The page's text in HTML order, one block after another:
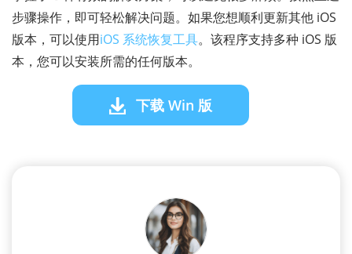
步骤操作，即可轻松解决问题。如果您想顺利更新其他 iOS
版本，可以使用iOS 系统恢复工具。该程序支持多种 iOS 版
本，您可以安装所需的任何版本。
下载 Win 版